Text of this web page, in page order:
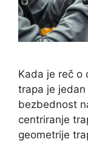
Kada je reč o
trapa je
bezbednost
centriranje
geometrije